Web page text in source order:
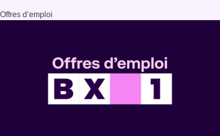
Offres d’emploi